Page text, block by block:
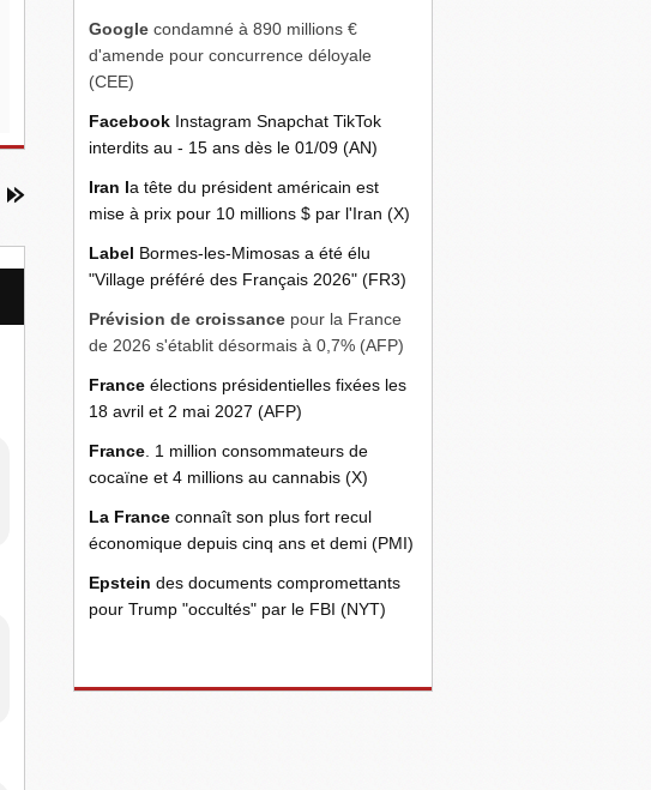
Google condamné à 890 millions €
d'amende pour concurrence déloyale
(CEE)
Facebook Instagram Snapchat TikTok
interdits au - 15 ans dès le 01/09 (AN)
Iran la tête du président américain est
mise à prix pour 10 millions $ par l'Iran (X)
Label Bormes-les-Mimosas a été élu
"Village préféré des Français 2026" (FR3)
Prévision de croissance pour la France
de 2026 s'établit désormais à 0,7% (AFP)
France élections présidentielles fixées les
18 avril et 2 mai 2027 (AFP)
France . 1 million consommateurs de
cocaïne et 4 millions au cannabis (X)
La France connaît son plus fort recul
économique depuis cinq ans et demi (PMI)
Epstein des documents compromettants
pour Trump "occultés" par le FBI (NYT)